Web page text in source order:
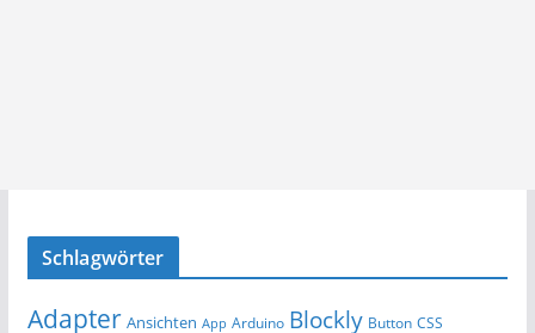
Schlagwörter
Adapter Ansichten App Arduino Blockly Button CSS